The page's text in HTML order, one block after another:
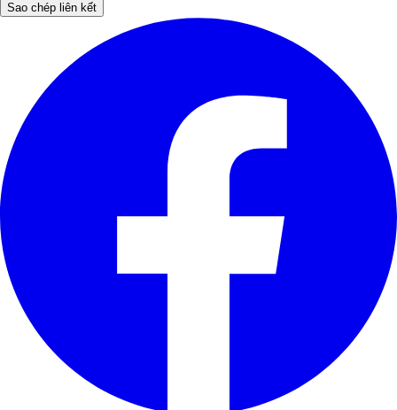
Sao chép liên kết